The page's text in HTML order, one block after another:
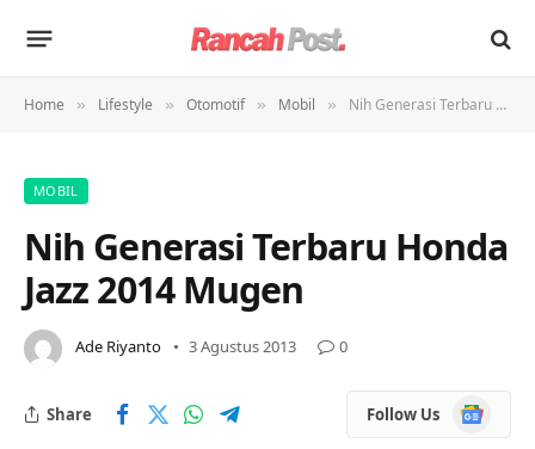
Home » Lifestyle » Otomotif » Mobil » Nih Generasi Terbaru Honda Jazz 2014 Mugen
MOBIL
Nih Generasi Terbaru Honda
Jazz 2014 Mugen
Ade Riyanto 3 Agustus 2013 0
Share Follow Us
Google
News